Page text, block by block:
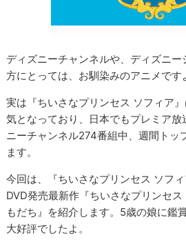
ディズニーチャンネルや、ディズニ
方にとっては、お馴染みのアニメです
実は『ちいさなプリンセス ソフィア
気となっており、日本でもプレミア
ニーチャンネル274番組中、週間トッ
ます。
今回は、『ちいさなプリンセス ソフィ
DVD発売最新作『ちいさなプリンセ
もだち』を紹介します。5歳の娘に鑑
大好評でしたよ。